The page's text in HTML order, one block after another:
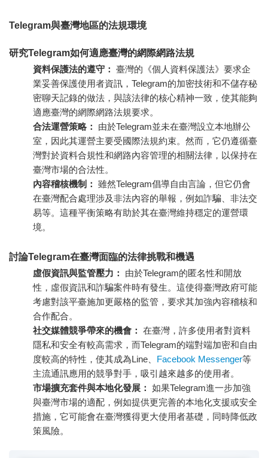
Telegram與臺灣地區的法規環境
研究Telegram如何適應臺灣的網際網路法規
資料保護法的遵守： 臺灣的《個人資料保護法》要求企
業妥善保護使用者資訊，Telegram的加密技術和不儲存秘
密聊天記錄的做法，與該法律的核心精神一致，使其能夠
適應臺灣的網際網路法規要求。
合法運營策略：
由於Telegram並未在臺灣設立本地辦公
室，因此其運營主要受國際法規約束。然而，它仍遵循臺
灣對於資料合規性和網路內容管理的相關法律，以保持在
臺灣市場的合法性。
內容稽核機制： 雖然Telegram倡導自由言論，但它仍會
在臺灣配合處理涉及非法內容的舉報，例如詐騙、非法交
易等。這種平衡策略有助於其在臺灣維持穩定的運營環
境。
討論Telegram在臺灣面臨的法律挑戰和機遇
虛假資訊與監管壓力：
由於Telegram的匿名性和開放
性，虛假資訊和詐騙案件時有發生。這使得臺灣政府可能
考慮對該平臺施加更嚴格的監管，要求其加強內容稽核和
合作配合。
社交媒體競爭帶來的機會： 在臺灣，許多使用者對資料
隱私和安全有較高需求，而Telegram的端對端加密和自由
度較高的特性，使其成為Line、 Facebook Messenger等
主流通訊應用的競爭對手，吸引越來越多的使用者。
市場擴充套件與本地化發展： 如果Telegram進一步加強
與臺灣市場的適配，例如提供更完善的本地化支援或安全
措施，它可能會在臺灣獲得更大使用者基礎，同時降低政
策風險。